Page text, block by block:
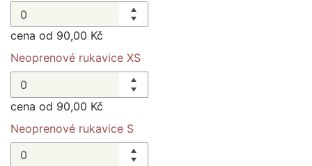
cena od 90,00 Kč
Neoprenové rukavice XS
cena od 90,00 Kč
Neoprenové rukavice S